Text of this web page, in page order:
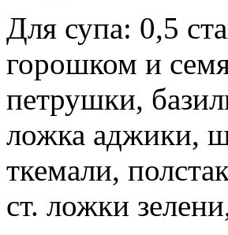
Для супа: 0,5
горошком и
петрушки,
ложка аджики,
ткемали,
ст. ложки